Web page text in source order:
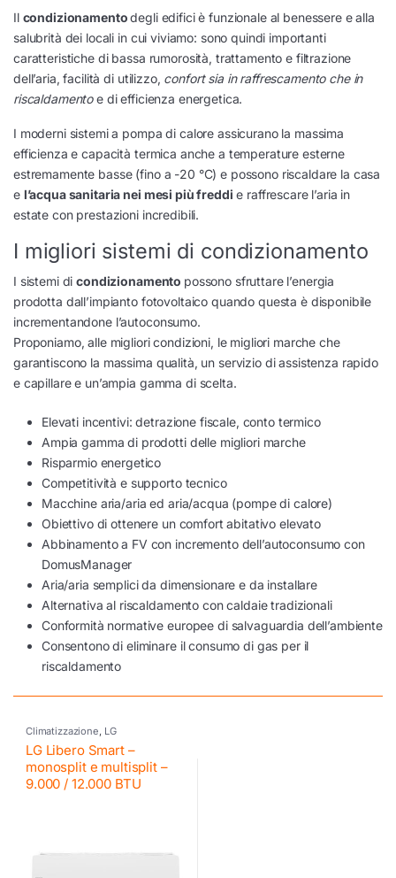
Il condizionamentodegli edifici è funzionale al benessere e alla
salubrità dei locali in cui viviamo: sono quindi importanti
caratteristiche di bassa rumorosità, trattamento e filtrazione
dell’aria, facilità di utilizzo, confort sia in raffrescamento che in
riscaldamentoe di efficienza energetica.
I moderni sistemi a pompa di calore assicurano la massima
efficienza e capacità termica anche a temperature esterne
estremamente basse (fino a -20 °C) e possono riscaldare la casa
e l’acqua sanitaria nei mesi più freddi e raffrescare l’aria in
estate con prestazioni incredibili.
I migliori sistemi di condizionamento
I sistemi dicondizionamento possono sfruttare l’energia
prodotta dall’impianto fotovoltaico quando questa è disponibile
incrementandone l’autoconsumo.
Proponiamo, alle migliori condizioni, le migliori marche che
garantiscono la massima qualità, un servizio di assistenza rapido
e capillare e un’ampia gamma di scelta.
Elevati incentivi: detrazione fiscale, conto termico
Ampia gamma di prodotti delle migliori marche
Risparmio energetico
Competitività e supporto tecnico
Macchine aria/aria ed aria/acqua (pompe di calore)
Obiettivo di ottenere un comfort abitativo elevato
Abbinamento a FV con incremento dell’autoconsumo con
DomusManager
Aria/aria semplici da dimensionare e da installare
Alternativa al riscaldamento con caldaie tradizionali
Conformità normative europee di salvaguardia dell’ambiente
Consentono di eliminare il consumo di gas per il
riscaldamento
Climatizzazione, LG
LG Libero Smart –
monosplit e multisplit –
9.000 / 12.000 BTU